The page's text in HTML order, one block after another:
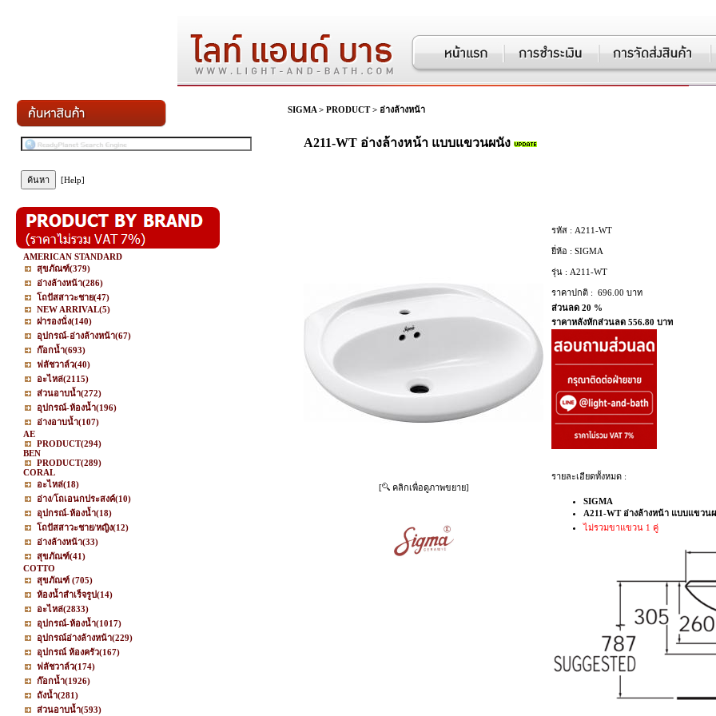
[Help]
AMERICAN STANDARD
สุขภัณฑ์(379)
อ่างล้างหน้า(286)
โถปัสสาวะชาย(47)
NEW ARRIVAL(5)
ฝารองนั่ง(140)
อุปกรณ์-อ่างล้างหน้า(67)
ก๊อกน้ำ(693)
ฟลัชวาล์ว(40)
อะไหล่(2115)
ส่วนอาบน้ำ(272)
อุปกรณ์-ห้องน้ำ(196)
อ่างอาบน้ำ(107)
AE
PRODUCT(294)
BEN
PRODUCT(289)
CORAL
อะไหล่(18)
อ่าง/โถเอนกประสงค์(10)
อุปกรณ์-ห้องน้ำ(18)
โถปัสสาวะชาย/หญิง(12)
อ่างล้างหน้า(33)
สุขภัณฑ์(41)
COTTO
สุขภัณฑ์ (705)
ห้องน้ำสำเร็จรูป(14)
อะไหล่(2833)
อุปกรณ์-ห้องน้ำ(1017)
อุปกรณ์อ่างล้างหน้า(229)
อุปกรณ์ ห้องครัว(167)
ฟลัชวาล์ว(174)
ก๊อกน้ำ(1926)
ถังน้ำ(281)
ส่วนอาบน้ำ(593)
SIGMA > PRODUCT> อ่างล้างหน้า
A211-WT อ่างล้างหน้า แบบแขวนผนัง
[ คลิกเพื่อดูภาพขยาย]
รหัส : A211-WT
ยี่ห้อ : SIGMA
รุ่น : A211-WT
ราคาปกติ : 696.00 บาท
ส่วนลด 20 %
ราคาหลังหักส่วนลด 556.80 บาท
รายละเอียดทั้งหมด :
SIGMA
A211-WT อ่างล้างหน้า แบบแขวน
ไม่รวมขาแขวน 1 คู่